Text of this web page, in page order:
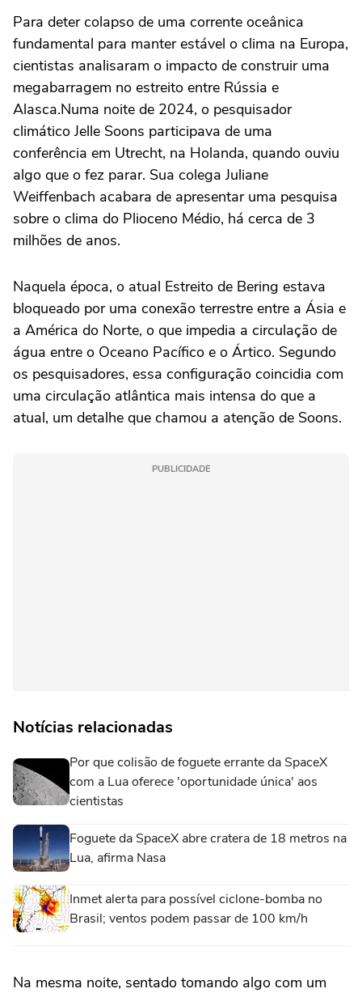
Para deter colapso de uma corrente oceânica
fundamental para manter estável o clima na Europa,
cientistas analisaram o impacto de construir uma
megabarragem no estreito entre Rússia e
Alasca.Numa noite de 2024, o pesquisador
climático Jelle Soons participava de uma
conferência em Utrecht, na Holanda, quando ouviu
algo que o fez parar. Sua colega Juliane
Weiffenbach acabara de apresentar uma pesquisa
sobre o clima do Plioceno Médio, há cerca de 3
milhões de anos.
Naquela época, o atual Estreito de Bering estava
bloqueado por uma conexão terrestre entre a Ásia e
a América do Norte, o que impedia a circulação de
água entre o Oceano Pacífico e o Ártico. Segundo
os pesquisadores, essa configuração coincidia com
uma circulação atlântica mais intensa do que a
atual, um detalhe que chamou a atenção de Soons.
PUBLICIDADE
Notícias relacionadas
Por que colisão de foguete errante da SpaceX
com a Lua oferece 'oportunidade única' aos
cientistas
Foguete da SpaceX abre cratera de 18 metros na
Lua, afirma Nasa
Inmet alerta para possível ciclone-bomba no
Brasil; ventos podem passar de 100 km/h
Na mesma noite, sentado tomando algo com um